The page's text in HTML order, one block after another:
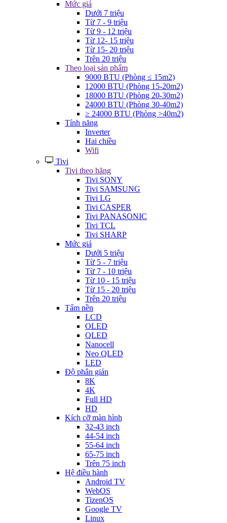
Mức giá
Dưới 7 triệu
Từ 7 - 9 triệu
Từ 9 - 12 triệu
Từ 12- 15 triệu
Từ 15- 20 triệu
Trên 20 triệu
Theo loại sản phẩm
9000 BTU (Phòng ≤ 15m2)
12000 BTU (Phòng 15-20m2)
18000 BTU (Phòng 20-30m2)
24000 BTU (Phòng 30-40m2)
≥ 24000 BTU (Phòng >40m2)
Tính năng
Inverter
Hai chiều
Wifi
Tivi
Tivi theo hãng
Tivi SONY
Tivi SAMSUNG
Tivi LG
Tivi CASPER
Tivi PANASONIC
Tivi TCL
Tivi SHARP
Mức giá
Dưới 5 triệu
Từ 5 - 7 triệu
Từ 7 - 10 triệu
Từ 10 - 15 triệu
Từ 15 - 20 triệu
Trên 20 triệu
Tấm nền
LCD
OLED
QLED
Nanocell
Neo QLED
LED
Độ phân giản
8K
4K
Full HD
HD
Kích cỡ màn hình
32-43 inch
44-54 inch
55-64 inch
65-75 inch
Trên 75 inch
Hệ điều hành
Android TV
WebOS
TizenOS
Google TV
Linux